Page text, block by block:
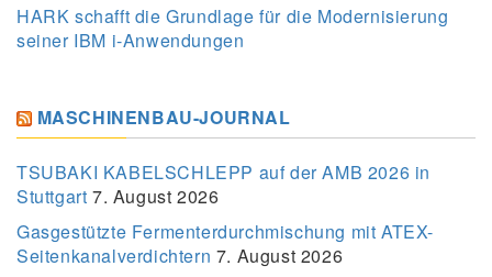
HARK schafft die Grundlage für die Modernisierung
seiner IBM i-Anwendungen
MASCHINENBAU-JOURNAL
TSUBAKI KABELSCHLEPP auf der AMB 2026 in
Stuttgart 7. August 2026
Gasgestützte Fermenterdurchmischung mit ATEX-
Seitenkanalverdichtern 7. August 2026